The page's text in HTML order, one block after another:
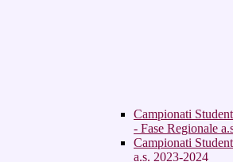
Campionati
- Fase Regionale
Campionati
a.s. 2023-2024